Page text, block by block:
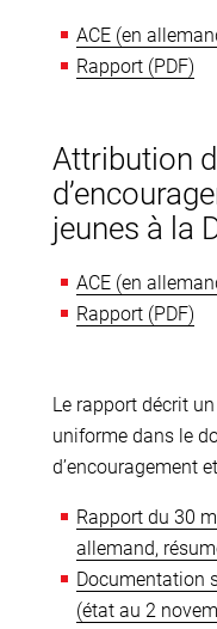
ACE (en
Rapport
Attribution
jeunes à la
ACE (en
Rapport
Le rapport décrit
uniforme dans le
d’encouragement
Rapport du 30
allemand,
Documentation
(état au 2